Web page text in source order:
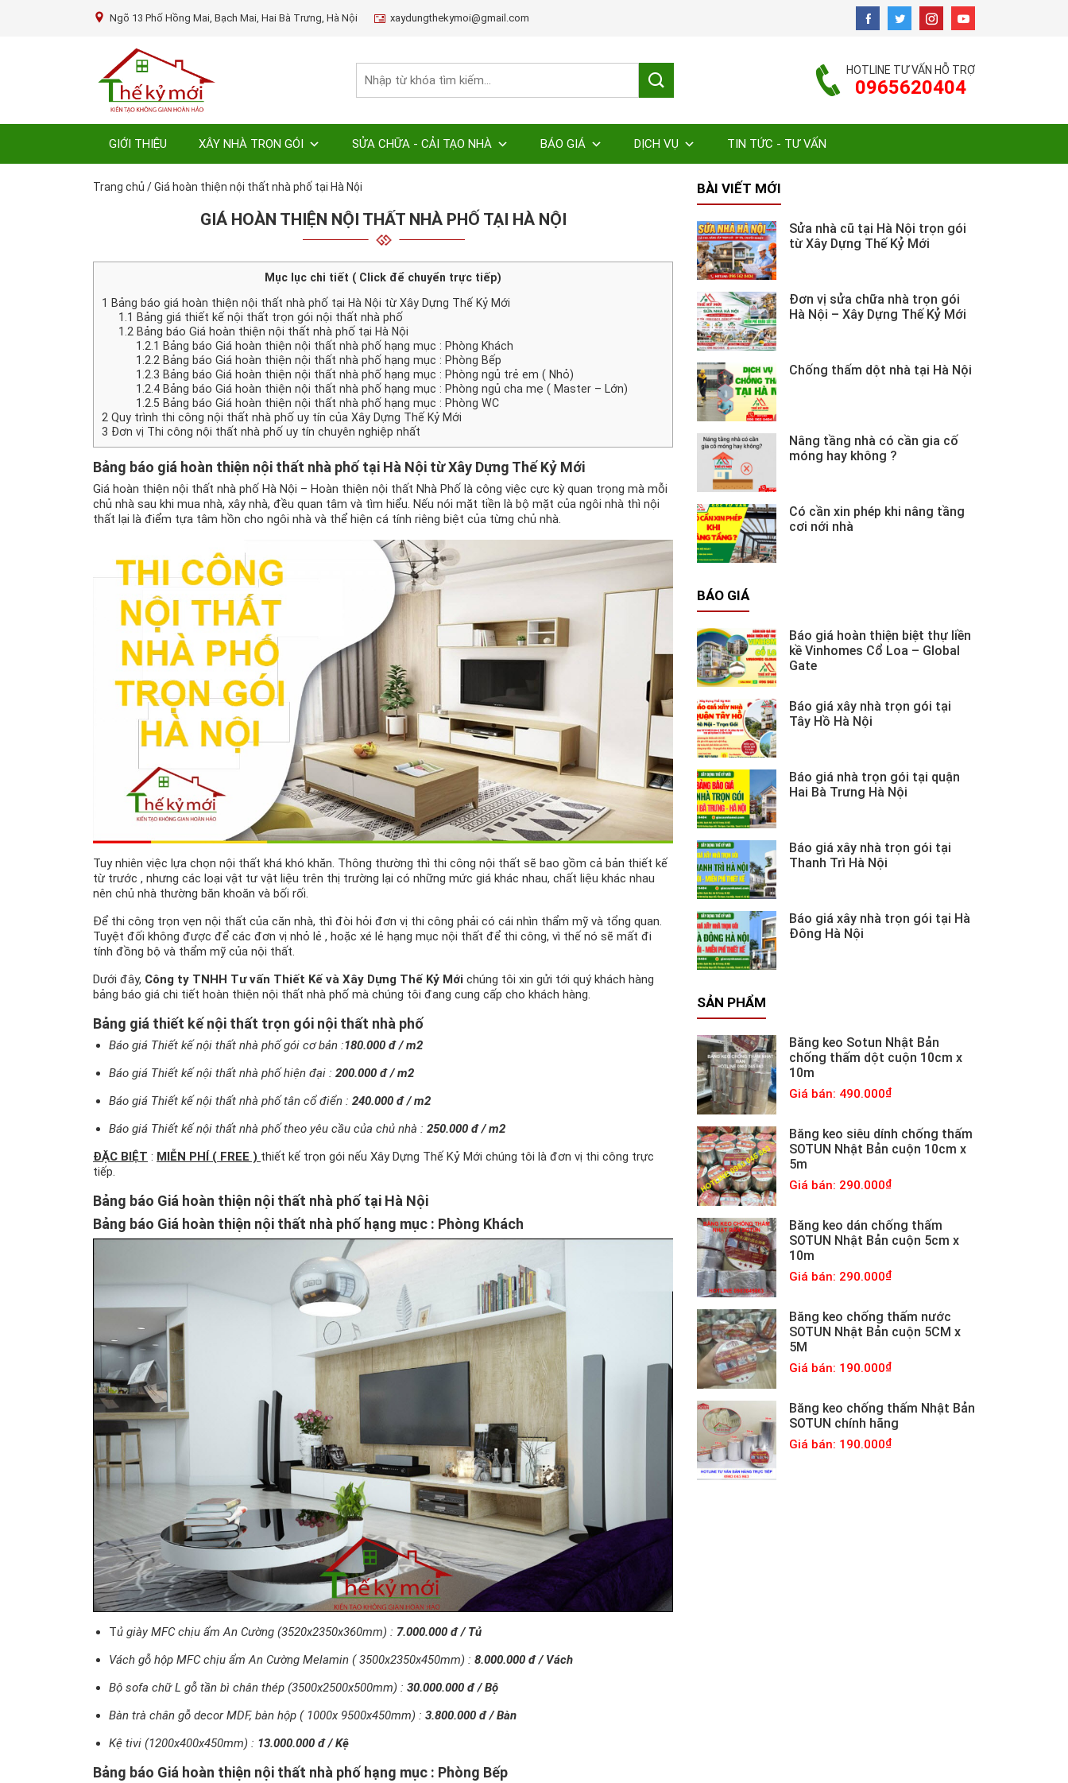
Ngõ 13 Phố Hồng Mai, Bạch Mai, Hai Bà Trưng, Hà Nội xaydungthekymoi@gmail.com
HOTLINE TƯ VẤN HỖ TRỢ
0965620404
GIỚI THIỆU XÂY NHÀ TRỌN GÓI SỬA CHỮA - CẢI TẠO NHÀ BÁO GIÁ DỊCH VỤ TIN TỨC - TƯ VẤN
Trang chủ /Giá hoàn thiện nội thất nhà phố tại Hà Nội
GIÁ HOÀN THIỆN NỘI THẤT NHÀ PHỐ TẠI HÀ NỘI
Mục lục chi tiết ( Click để chuyển trực tiếp)
1 Bảng báo giá hoàn thiện nội thất nhà phố tại Hà Nội từ Xây Dựng Thế Kỷ Mới
1.1 Bảng giá thiết kế nội thất trọn gói nội thất nhà phố
1.2 Bảng báo Giá hoàn thiện nội thất nhà phố tại Hà Nội
1.2.1 Bảng báo Giá hoàn thiện nội thất nhà phố hạng mục : Phòng Khách
1.2.2Bảng báo Giá hoàn thiện nội thất nhà phố hạng mục : Phòng Bếp
1.2.3 Bảng báo Giá hoàn thiện nội thất nhà phố hạng mục : Phòng ngủ trẻ em ( Nhỏ)
1.2.4Bảng báo Giá hoàn thiện nội thất nhà phố hạng mục : Phòng ngủ cha mẹ ( Master – Lớn)
1.2.5 Bảng báo Giá hoàn thiện nội thất nhà phố hạng mục : Phòng WC
2 Quy trình thi công nội thất nhà phố uy tín của Xây Dựng Thế Kỷ Mới
3 Đơn vị Thi công nội thất nhà phố uy tín chuyên nghiệp nhất
Bảng báo giá hoàn thiện nội thất nhà phố tại Hà Nội từ Xây Dựng Thế Kỷ Mới
Giá hoàn thiện nội thất nhà phố Hà Nội – Hoàn thiện nội thất Nhà Phố là công việc cực kỳ quan trọng mà mỗi
chủ nhà sau khi mua nhà, xây nhà, đều quan tâm và tìm hiểu. Nếu nói mặt tiền là bộ mặt của ngôi nhà thì nội
thất lại là điểm tựa tâm hồn cho ngôi nhà và thể hiện cá tính riêng biệt của từng chủ nhà.
Tuy nhiên việc lựa chọn nội thất khá khó khăn. Thông thường thì thi công nội thất sẽ bao gồm cả bản thiết kế
từ trước , nhưng các loại vật tư vật liệu trên thị trường lại có những mức giá khác nhau, chất liệu khác nhau
nên chủ nhà thường băn khoăn và bối rối.
Để thi công trọn vẹn nội thất của căn nhà, thì đòi hỏi đơn vị thi công phải có cái nhìn thẩm mỹ và tổng quan.
Tuyệt đối không được để các đơn vị nhỏ lẻ , hoặc xé lẻ hạng mục nội thất để thi công, vì thế nó sẽ mất đi
tính đồng bộ và thẩm mỹ của nội thất.
Dưới đây, Công ty TNHH Tư vấn Thiết Kế và Xây Dựng Thế Kỷ Mới chúng tôi xin gửi tới quý khách hàng
bảng báo giá chi tiết hoàn thiện nội thất nhà phố mà chúng tôi đang cung cấp cho khách hàng.
Bảng giá thiết kế nội thất trọn gói nội thất nhà phố
Báo giá Thiết kế nội thất nhà phố gói cơ bản :180.000 đ / m2
Báo giá Thiết kế nội thất nhà phố hiện đại : 200.000 đ / m2
Báo giá Thiết kế nội thất nhà phố tân cổ điển : 240.000 đ / m2
Báo giá Thiết kế nội thất nhà phố theo yêu cầu của chủ nhà : 250.000 đ / m2
ĐẶC BIỆT : MIỄN PHÍ ( FREE ) thiết kế trọn gói nếu Xây Dựng Thế Kỷ Mới chúng tôi là đơn vị thi công trực
tiếp.
Bảng báo Giá hoàn thiện nội thất nhà phố tại Hà Nội
Bảng báo Giá hoàn thiện nội thất nhà phố hạng mục : Phòng Khách
Tủ giày MFC chịu ẩm An Cường (3520x2350x360mm) : 7.000.000 đ / Tủ
Vách gỗ hộp MFC chịu ẩm An Cường Melamin ( 3500x2350x450mm) : 8.000.000 đ / Vách
Bộ sofa chữ L gỗ tần bì chân thép (3500x2500x500mm) : 30.000.000 đ / Bộ
Bàn trà chân gỗ decor MDF, bàn hộp ( 1000x 9500x450mm) : 3.800.000 đ / Bàn
Kệ tivi (1200x400x450mm) : 13.000.000 đ / Kệ
Bảng báo Giá hoàn thiện nội thất nhà phố hạng mục : Phòng Bếp
BÀI VIẾT MỚI
Sửa nhà cũ tại Hà Nội trọn gói
từ Xây Dựng Thế Kỷ Mới
Đơn vị sửa chữa nhà trọn gói
Hà Nội – Xây Dựng Thế Kỷ Mới
Chống thấm dột nhà tại Hà Nội
Nâng tầng nhà có cần gia cố
móng hay không ?
Có cần xin phép khi nâng tầng
cơi nới nhà
BÁO GIÁ
Báo giá hoàn thiện biệt thự liền
kề Vinhomes Cổ Loa – Global
Gate
Báo giá xây nhà trọn gói tại
Tây Hồ Hà Nội
Báo giá nhà trọn gói tại quận
Hai Bà Trưng Hà Nội
Báo giá xây nhà trọn gói tại
Thanh Trì Hà Nội
Báo giá xây nhà trọn gói tại Hà
Đông Hà Nội
SẢN PHẨM
Băng keo Sotun Nhật Bản
chống thấm dột cuộn 10cm x
10m
Giá bán: 490.000
Băng keo siêu dính chống thấm
SOTUN Nhật Bản cuộn 10cm x
5m
Giá bán: 290.000
Băng keo dán chống thấm
SOTUN Nhật Bản cuộn 5cm x
10m
Giá bán: 290.000
Băng keo chống thấm nước
SOTUN Nhật Bản cuộn 5CM x
5M
Giá bán: 190.000
Băng keo chống thấm Nhật Bản
SOTUN chính hãng
Giá bán: 190.000